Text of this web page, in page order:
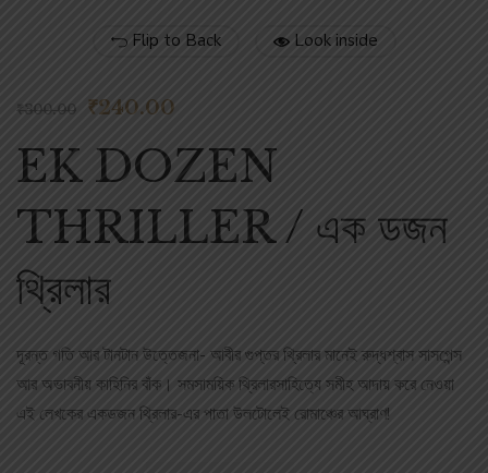
Flip to Back Look inside
₹300.00 ₹240.00
EK DOZEN
THRILLER / এক ডজন
থ্রিলার
দূরন্ত গতি আর টানটান উত্তেজনা- আবীর গুপ্তর থ্রিলার মানেই রুদ্ধশ্বাস সাসপেন্স
আর অভাবনীয় কাহিনির বাঁক। সমসাময়িক থ্রিলারসাহিত্যে সমীহ আদায় করে নেওয়া
এই লেখকের একডজন থ্রিলার-এর পাতা উলটোলেই রোমাঞ্চের আঘ্রাণ!